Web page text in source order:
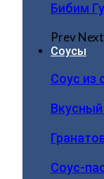
Бибим
PrevNext
Соусы
Соус из
Соус-